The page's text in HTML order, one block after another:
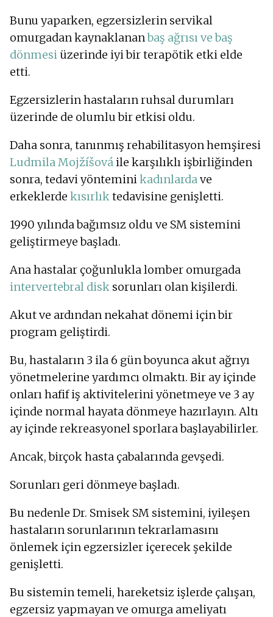
Bunu yaparken, egzersizlerin servikal
omurgadan kaynaklananbaş ağrısı ve baş
dönmesi üzerinde iyi bir terapötik etki elde
etti.
Egzersizlerin hastaların ruhsal durumları
üzerinde de olumlu bir etkisi oldu.
Daha sonra, tanınmış rehabilitasyon hemşiresi
Ludmila Mojžíšováile karşılıklı işbirliğinden
sonra, tedavi yönteminikadınlardave
erkeklerde kısırlıktedavisine genişletti.
1990 yılında bağımsız oldu ve SM sistemini
geliştirmeye başladı.
Ana hastalar çoğunlukla lomber omurgada
intervertebral disk sorunları olan kişilerdi.
Akut ve ardından nekahat dönemi için bir
program geliştirdi.
Bu, hastaların 3 ila 6 gün boyunca akut ağrıyı
yönetmelerine yardımcı olmaktı. Bir ay içinde
onları hafif iş aktivitelerini yönetmeye ve 3 ay
içinde normal hayata dönmeye hazırlayın. Altı
ay içinde rekreasyonel sporlara başlayabilirler.
Ancak, birçok hasta çabalarında gevşedi.
Sorunları geri dönmeye başladı.
Bu nedenle Dr. Smisek SM sistemini, iyileşen
hastaların sorunlarının tekrarlamasını
önlemek için egzersizler içerecek şekilde
genişletti.
Bu sistemin temeli, hareketsiz işlerde çalışan,
egzersiz yapmayan ve omurga ameliyatı